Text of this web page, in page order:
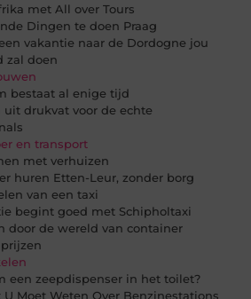
met All over Tours
Dingen te doen Praag
vakantie naar de Dordogne jou
zal doen
bestaat al enige tijd
drukvat voor de echte
en transport
met verhuizen
huren Etten-Leur, zonder borg
van een taxi
begint goed met Schipholtaxi
door de wereld van container
een zeepdispenser in het toilet?
U Moet Weten Over Benzinestations